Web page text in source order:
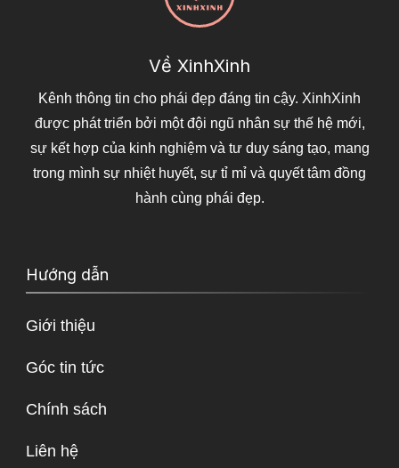
Về XinhXinh
Kênh thông tin cho phái đẹp đáng tin cậy. XinhXinh
được phát triển bởi một đội ngũ nhân sự thế hệ mới,
sự kết hợp của kinh nghiệm và tư duy sáng tạo, mang
trong mình sự nhiệt huyết, sự tỉ mỉ và quyết tâm đồng
hành cùng phái đẹp.
Hướng dẫn
Giới thiệu
Góc tin tức
Chính sách
Liên hệ